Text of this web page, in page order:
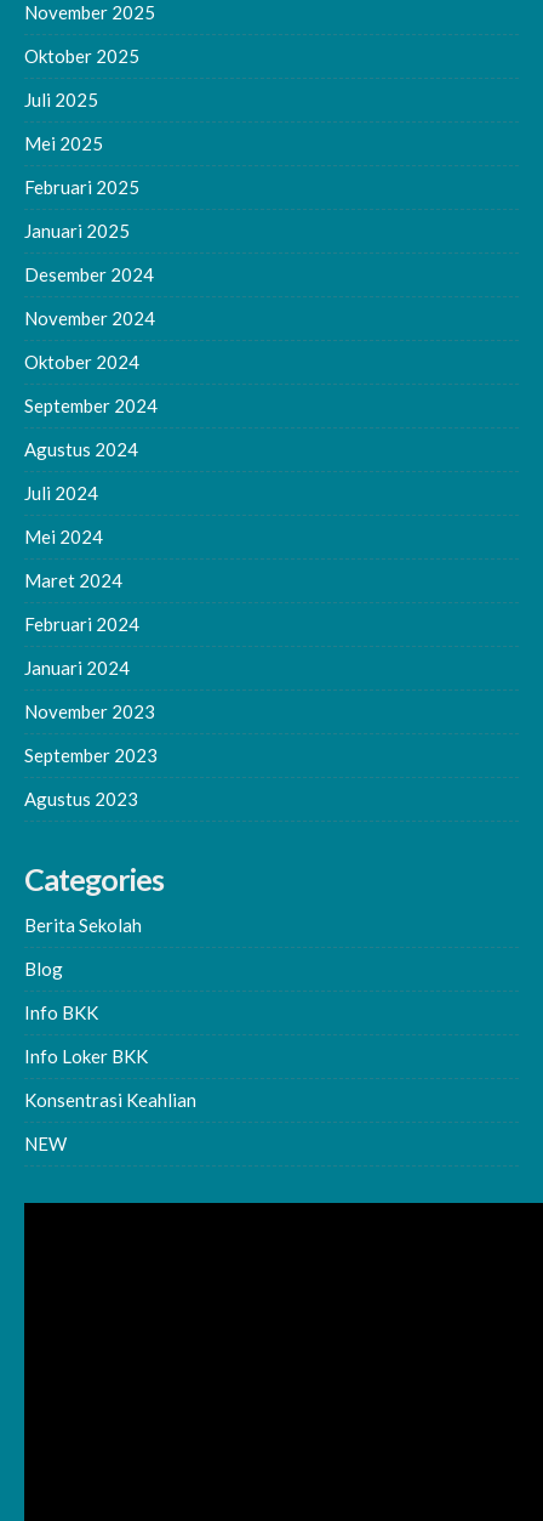
November 2025
Oktober 2025
Juli 2025
Mei 2025
Februari 2025
Januari 2025
Desember 2024
November 2024
Oktober 2024
September 2024
Agustus 2024
Juli 2024
Mei 2024
Maret 2024
Februari 2024
Januari 2024
November 2023
September 2023
Agustus 2023
Categories
Berita Sekolah
Blog
Info BKK
Info Loker BKK
Konsentrasi Keahlian
NEW